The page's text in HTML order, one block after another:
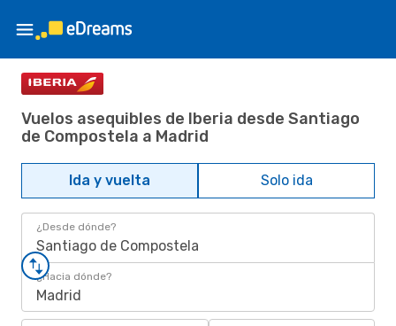
Vuelos asequibles de Iberia desde Santiago
de Compostela a Madrid
Ida y vuelta Solo ida
¿Desde dónde?
Santiago de Compostela
¿Hacia dónde?
Madrid